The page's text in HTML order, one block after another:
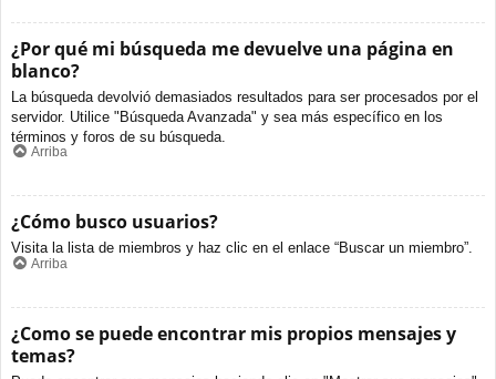
¿Por qué mi búsqueda me devuelve una página en
blanco?
La búsqueda devolvió demasiados resultados para ser procesados por el
servidor. Utilice "Búsqueda Avanzada" y sea más específico en los
términos y foros de su búsqueda.
Arriba
¿Cómo busco usuarios?
Visita la lista de miembros y haz clic en el enlace “Buscar un miembro”.
Arriba
¿Como se puede encontrar mis propios mensajes y
temas?